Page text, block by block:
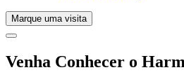
Marque uma visita
Venha Conhecer o